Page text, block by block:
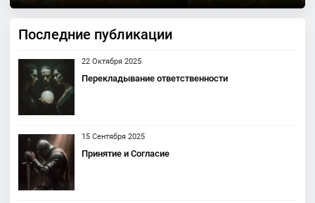
Последние публикации
22 Октября 2025
Перекладывание ответственности
15 Сентября 2025
Принятие и Согласие